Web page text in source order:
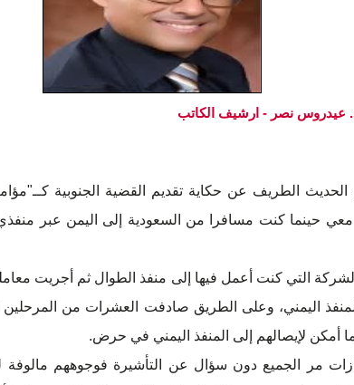
عيدروس نصر - ارشيف الكاتب
الطريف عن حكاية تقديم القضية الجنوبية
حينما كنت مسافرا من السعودية إلى اليمن عبر
التي كنت أعمل فيها إلى منفذ الطوال ثم أجريت
اليمني، وعلى الطريق صادفت العشرات من المرحلين
أمكن لإيصالهم إلى المنفذ اليمني في حرض.
مر الجميع دون سؤال عن التأشيرة فوجوههم مالوفة